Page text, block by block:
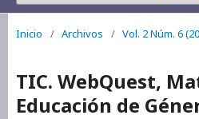
Inicio / Archivos / Vol. 2 Núm. 6
TIC. WebQuest,
Educación de